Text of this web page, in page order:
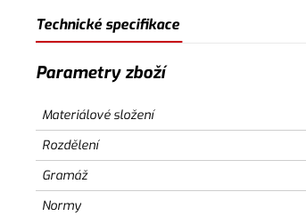
Technické specifikace
Parametry zboží
Materiálové složení
Rozdělení
Gramáž
Normy